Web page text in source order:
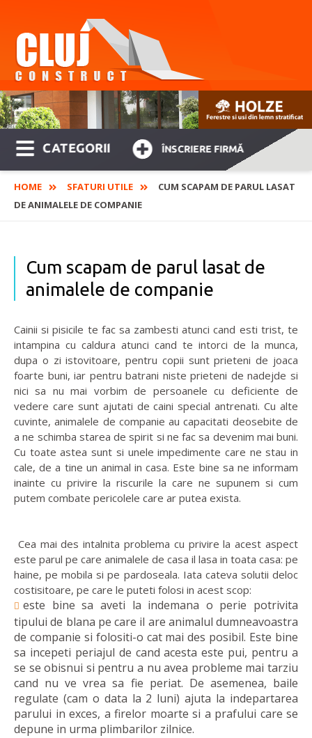
CATEGORII ÎNSCRIERE FIRMĂ
HOME SFATURI UTILE
CUM SCAPAM DE PARUL LASAT
DE ANIMALELE DE COMPANIE
Cum scapam de parul lasat de
animalele de companie
Cainii si pisicile te fac sa zambesti atunci cand esti trist, te
intampina cu caldura atunci cand te intorci de la munca,
dupa o zi istovitoare, pentru copii sunt prieteni de joaca
foarte buni, iar pentru batrani niste prieteni de nadejde si
nici sa nu mai vorbim de persoanele cu deficiente de
vedere care sunt ajutati de caini special antrenati. Cu alte
cuvinte, animalele de companie au capacitati deosebite de
a ne schimba starea de spirit si ne fac sa devenim mai buni.
Cu toate astea sunt si unele impedimente care ne stau in
cale, de a tine un animal in casa. Este bine sa ne informam
inainte cu privire la riscurile la care ne supunem si cum
putem combate pericolele care ar putea exista.
Cea mai des intalnita problema cu privire la acest aspect
este parul pe care animalele de casa il lasa in toata casa: pe
haine, pe mobila si pe pardoseala. Iata cateva solutii deloc
costisitoare, pe care le puteti folosi in acest scop:
este bine sa aveti la indemana o perie potrivita
tipului de blana pe care il are animalul dumneavoastra
de companie si folositi-o cat mai des posibil. Este bine
sa incepeti periajul de cand acesta este pui, pentru a
se se obisnui si pentru a nu avea probleme mai tarziu
cand nu ve vrea sa fie periat. De asemenea, baile
regulate (cam o data la 2 luni) ajuta la indepartarea
parului in exces, a firelor moarte si a prafului care se
depune in urma plimbarilor zilnice.